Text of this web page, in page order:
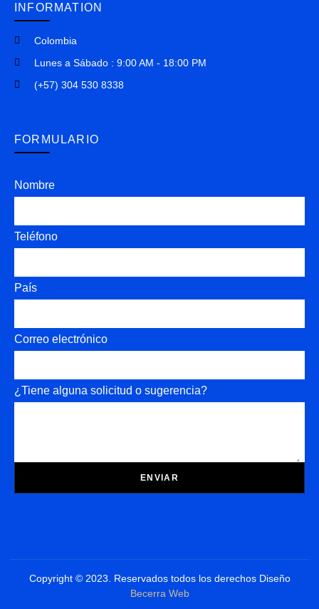
INFORMATION
Colombia
Lunes a Sábado : 9:00 AM - 18:00 PM
(+57) 304 530 8338
FORMULARIO
Nombre
Teléfono
País
Correo electrónico
¿Tiene alguna solicitud o sugerencia?
ENVIAR
Copyright © 2023. Reservados todos los derechos Diseño
Becerra Web